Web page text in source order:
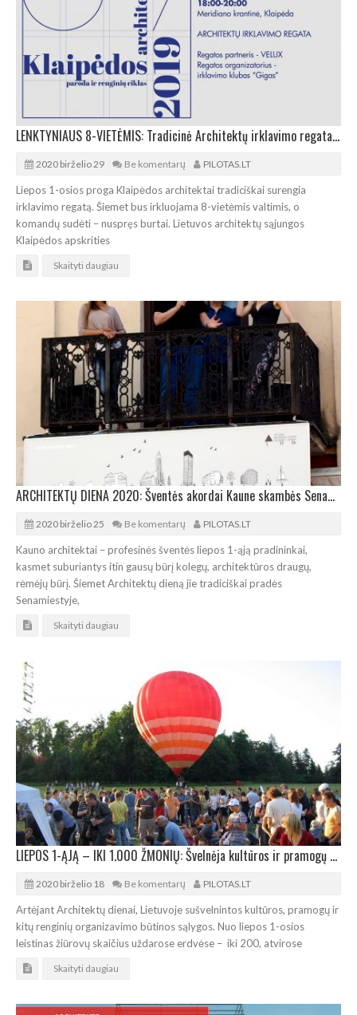
LENKTYNIAUS 8-VIETĖMIS: Tradicinė Architektų irklavimo regata Klaipėdoje
2020 birželio 29 Be komentarų PILOTAS.LT
Liepos 1-osios proga Klaipėdos architektai tradiciškai surengia
irklavimo regatą. Šiemet bus irkluojama 8-vietėmis valtimis, o
komandų sudėti – nuspręs burtai. Lietuvos architektų sąjungos
Klaipėdos apskrities
Skaityti daugiau
ARCHITEKTŲ DIENA 2020: Šventės akordai Kaune skambės Senamiestyje ir jachtklube
2020 birželio 25 Be komentarų PILOTAS.LT
Kauno architektai – profesinės šventės liepos 1-ąją pradininkai,
kasmet suburiantys itin gausų būrį kolegų, architektūros draugų,
rėmėjų būrį. Šiemet Architektų dieną jie tradiciškai pradės
Senamiestyje,
Skaityti daugiau
LIEPOS 1-ĄJĄ – IKI 1.000 ŽMONIŲ: Švelnėja kultūros ir pramogų renginių sąlygos
2020 birželio 18 Be komentarų PILOTAS.LT
Artėjant Architektų dienai, Lietuvoje sušvelnintos kultūros, pramogų ir
kitų renginių organizavimo būtinos sąlygos. Nuo liepos 1-osios
leistinas žiūrovų skaičius uždarose erdvėse – iki 200, atvirose
Skaityti daugiau